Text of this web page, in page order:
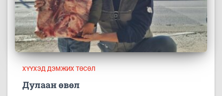
ХҮҮХЭД ДЭМЖИХ ТӨСӨЛ
Дулаан өвөл